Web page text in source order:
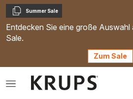
Kopieren
Summer Sale
Entdecken Sie eine große Auswahl
Sale.
Zum Sale
Das